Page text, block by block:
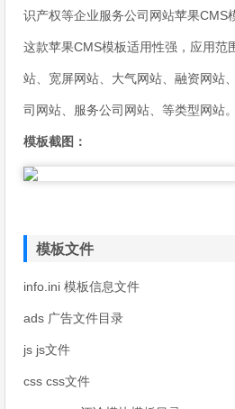
识产权等企业服务公司网站苹果CMS
这款苹果CMS模板适用性强，应用范
站、宽屏网站、大气网站、融资网站
司网站、服务公司网站、等类型网站。
模板截图：
模板文件
info.ini 模板信息文件
ads 广告文件目录
js js文件
css css文件